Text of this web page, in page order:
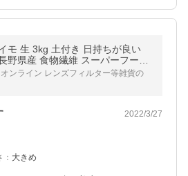
モ 生 3kg 土付き 日持ちが良い
食物繊維 スーパーフード
脂肪 栄養素
オンライン レンズフィルター等雑貨の
2022/3/27
： 大きめ